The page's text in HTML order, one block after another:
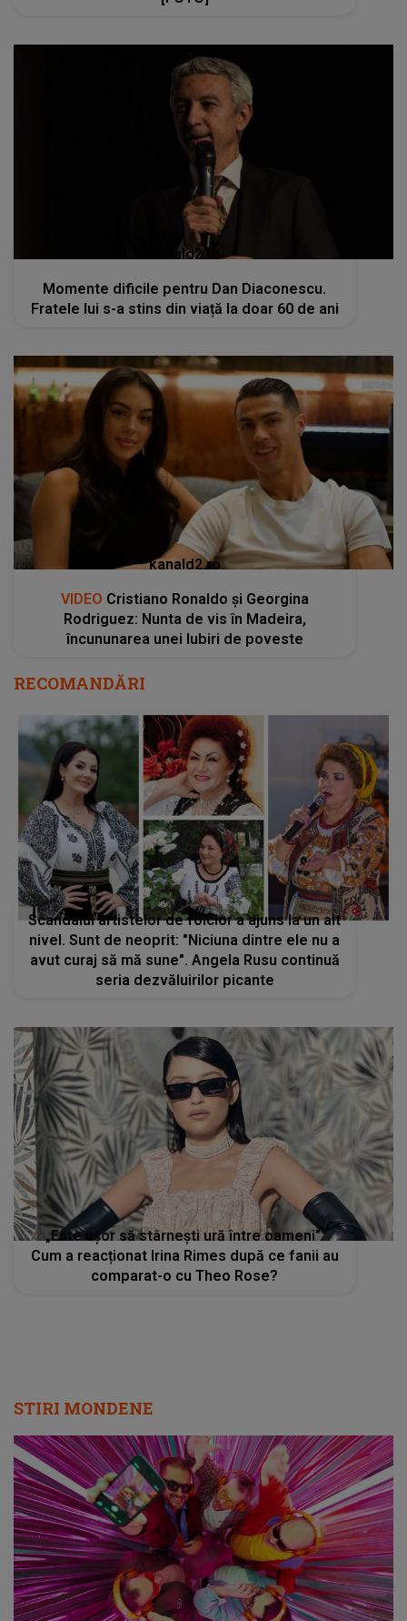
kanald2.ro
Momente dificile pentru Dan Diaconescu.
Fratele lui s-a stins din viață la doar 60 de ani
kanald2.ro
VIDEO Cristiano Ronaldo și Georgina
Rodriguez: Nunta de vis în Madeira,
încununarea unei Iubiri de poveste
RECOMANDĂRI
Scandalul artistelor de folclor a ajuns la un alt
nivel. Sunt de neoprit: "Niciuna dintre ele nu a
avut curaj să mă sune". Angela Rusu continuă
seria dezvăluirilor picante
„Este ușor să stârnești ură între oameni”.
Cum a reacționat Irina Rimes după ce fanii au
comparat-o cu Theo Rose?
STIRI MONDENE